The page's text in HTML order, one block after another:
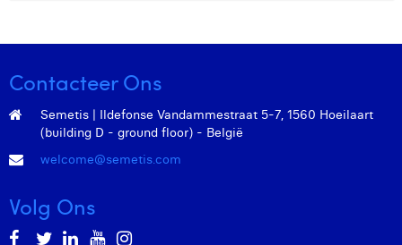
Contacteer Ons
Semetis | Ildefonse Vandammestraat 5-7, 1560 Hoeilaart
(building D - ground floor) - België
welcome@semetis.com
Volg Ons